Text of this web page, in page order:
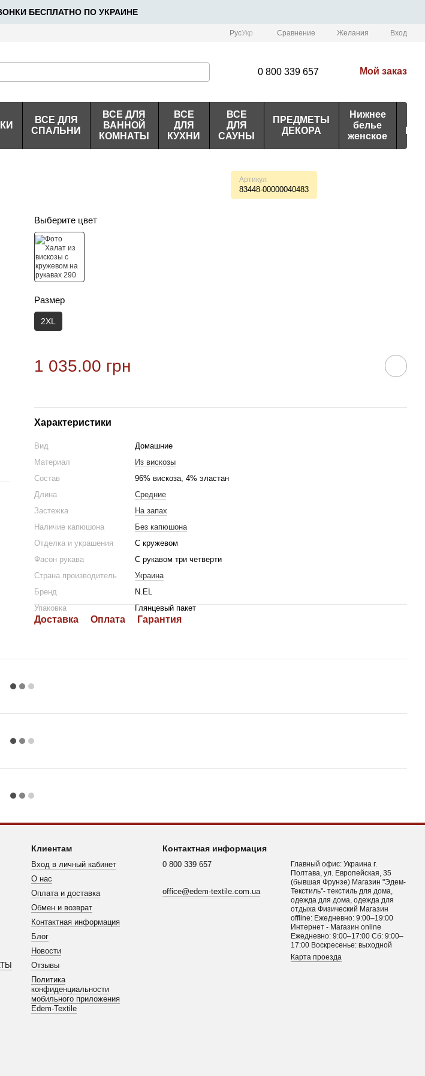
БЕСПЛАТНО ПО УКРАИНЕ
РусУкр Сравнение Желания Вход
0 800 339 657 Мой заказ
ВСЕ ДЛЯ
СПАЛЬНИ
ВСЕ ДЛЯ
ВАННОЙ
КОМНАТЫ
ВСЕ
ДЛЯ
КУХНИ
ВСЕ
ДЛЯ
САУНЫ
ПРЕДМЕТЫ
ДЕКОРА
Нижнее
белье
женское
Артикул
83448-00000040483
Выберите цвет
Размер
2XL
1 035.00 грн
Характеристики
Вид
Домашние
Материал
Из вискозы
Состав
96% вискоза, 4% эластан
Длина
Средние
Застежка
На запах
Наличие капюшона
Без капюшона
Отделка и украшения
С кружевом
Фасон рукава
С рукавом три четверти
Страна производитель
Украина
Бренд
N.EL
Упаковка
Глянцевый пакет
Доставка Оплата Гарантия
Клиентам
Вход в личный кабинет
О нас
Оплата и доставка
Обмен и возврат
Контактная информация
Блог
Новости
Отзывы
Политика
конфиденциальности
мобильного приложения
Edem-Textile
Контактная информация
0 800 339 657
office@edem-textile.com.ua
Главный офис: Украина г.
Полтава, ул. Европейская, 35
(бывшая Фрунзе) Магазин "Эдем-
Текстиль"- текстиль для дома,
одежда для дома, одежда для
отдыха Физический Магазин
offline: Ежедневно: 9:00–19:00
Интернет - Магазин online
Ежедневно: 9:00–17:00 Сб: 9:00–
17:00 Воскресенье: выходной
Карта проезда